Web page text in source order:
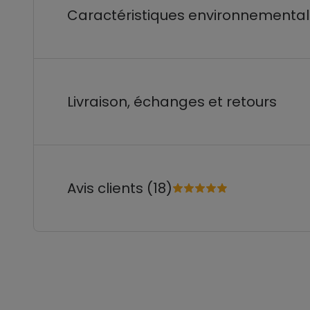
Caractéristiques
Livraison, échanges et retours
Avis clients (18)